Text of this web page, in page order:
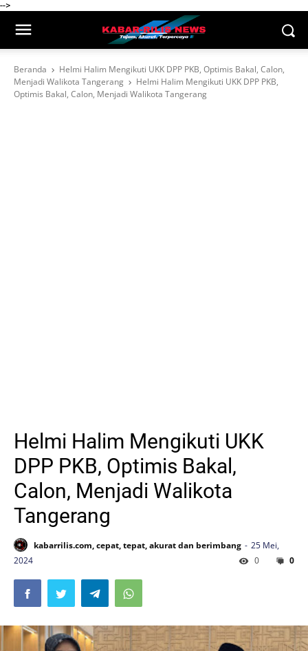
-->
Beranda
Helmi Halim Mengikuti UKK DPP PKB, Optimis Bakal, Calon,
Menjadi Walikota Tangerang
Helmi Halim Mengikuti UKK DPP PKB,
Optimis Bakal, Calon, Menjadi Walikota Tangerang
Helmi Halim Mengikuti UKK
DPP PKB, Optimis Bakal,
Calon, Menjadi Walikota
Tangerang
kabarrilis.com, cepat, tepat, akurat dan berimbang
25 Mei,
2024
0
0